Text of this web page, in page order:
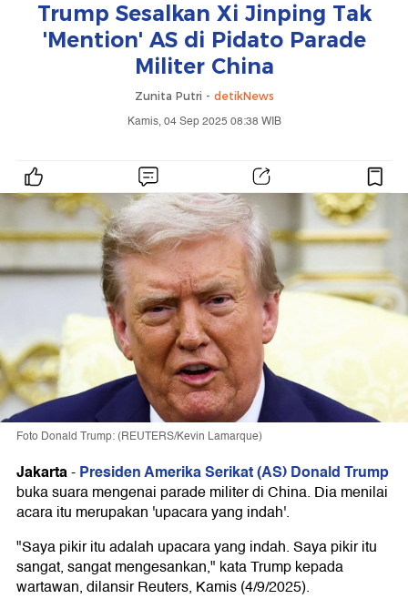
Trump Sesalkan Xi Jinping Tak
'Mention' AS di Pidato Parade
Militer China
Zunita Putri - detikNews
Kamis, 04 Sep 2025 08:38 WIB
Foto Donald Trump: (REUTERS/Kevin Lamarque)
Jakarta-Presiden Amerika Serikat (AS) Donald Trump
buka suara mengenai parade militer di China. Dia menilai
acara itu merupakan 'upacara yang indah'.
"Saya pikir itu adalah upacara yang indah. Saya pikir itu
sangat, sangat mengesankan," kata Trump kepada
wartawan, dilansir Reuters, Kamis (4/9/2025).